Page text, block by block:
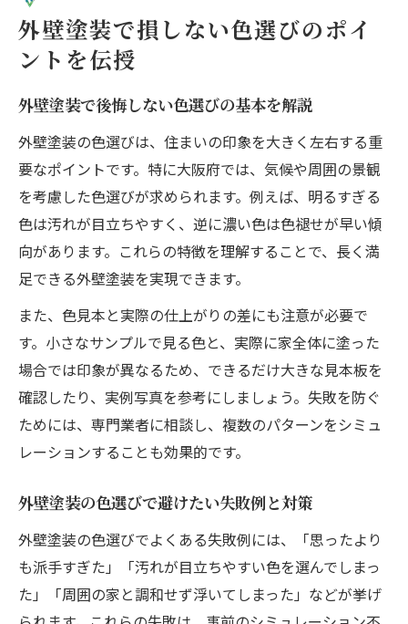
外壁塗装で損しない色選びのポイ
ントを伝授
外壁塗装で後悔しない色選びの基本を解説
外壁塗装の色選びは、住まいの印象を大きく左右する重
要なポイントです。特に大阪府では、気候や周囲の景観
を考慮した色選びが求められます。例えば、明るすぎる
色は汚れが目立ちやすく、逆に濃い色は色褪せが早い傾
向があります。これらの特徴を理解することで、長く満
足できる外壁塗装を実現できます。
また、色見本と実際の仕上がりの差にも注意が必要で
す。小さなサンプルで見る色と、実際に家全体に塗った
場合では印象が異なるため、できるだけ大きな見本板を
確認したり、実例写真を参考にしましょう。失敗を防ぐ
ためには、専門業者に相談し、複数のパターンをシミュ
レーションすることも効果的です。
外壁塗装の色選びで避けたい失敗例と対策
外壁塗装の色選びでよくある失敗例には、「思ったより
も派手すぎた」「汚れが目立ちやすい色を選んでしまっ
た」「周囲の家と調和せず浮いてしまった」などが挙げ